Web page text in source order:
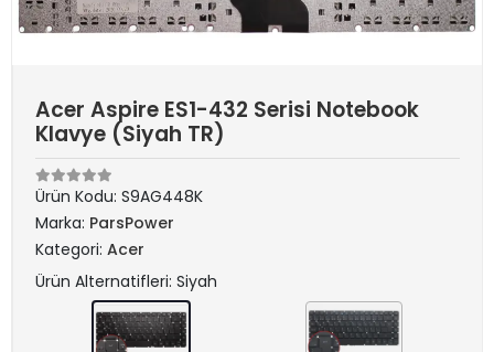
Acer Aspire ES1-432 Serisi Notebook
Klavye (Siyah TR)
Ürün Kodu: S9AG448K
Marka: ParsPower
Kategori: Acer
Ürün Alternatifleri: Siyah